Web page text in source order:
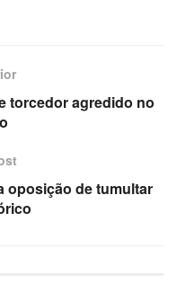
torcedor agredido no
oposição de tumultar